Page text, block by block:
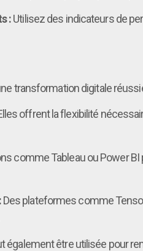
:Utilisez des indicateurs de
transformation digitale
offrent la flexibilité
comme Tableau ou Power
Des plateformes comme
également être utilisée pour